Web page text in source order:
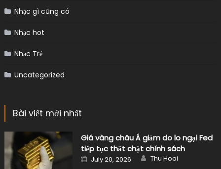
Nhạc gì cũng có
Nhạc hot
Nhạc Trẻ
Uncategorized
Bài viết mới nhất
Giá vàng châu Á giảm do lo ngại Fed
tiếp tục thắt chặt chính sách
Posted
on
July 20, 2026 Author
Thu Hoai